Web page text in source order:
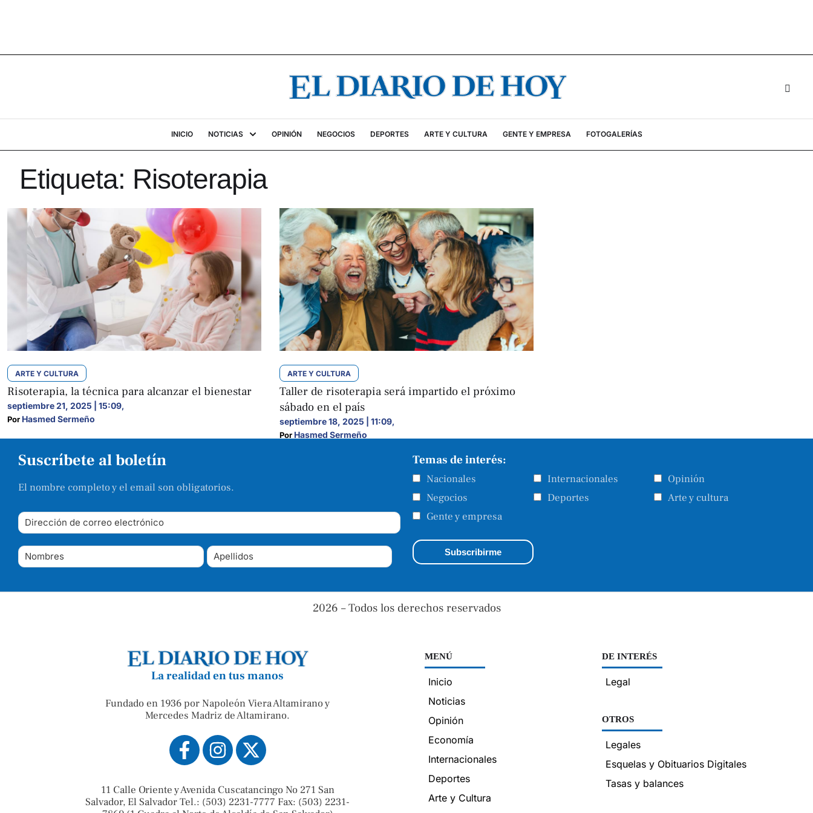
INICIO NOTICIAS OPINIÓN NEGOCIOS DEPORTES ARTE Y CULTURA GENTE Y EMPRESA FOTOGALERÍAS
Etiqueta: Risoterapia
ARTE Y CULTURA
Risoterapia, la técnica para alcanzar el bienestar
septiembre 21, 2025 | 15:09,
Por Hasmed Sermeño
ARTE Y CULTURA
Taller de risoterapia será impartido el próximo
sábado en el país
septiembre 18, 2025 | 11:09,
Por Hasmed Sermeño
Suscríbete al boletín
El nombre completo y el email son obligatorios.
Temas de interés:
Nacionales Internacionales
Opinión
Negocios
Deportes
Arte y cultura
Gente y empresa
2026 – Todos los derechos reservados
La realidad en tus manos
Fundado en 1936 por Napoleón Viera Altamirano y
Mercedes Madriz de Altamirano.
11 Calle Oriente y Avenida Cuscatancingo No 271 San
Salvador, El Salvador Tel.: (503) 2231-7777 Fax: (503) 2231-
MENÚ
Inicio
Noticias
Opinión
Economía
Internacionales
Deportes
Arte y Cultura
DE INTERÉS
Legal
OTROS
Legales
Esquelas y Obituarios Digitales
Tasas y balances